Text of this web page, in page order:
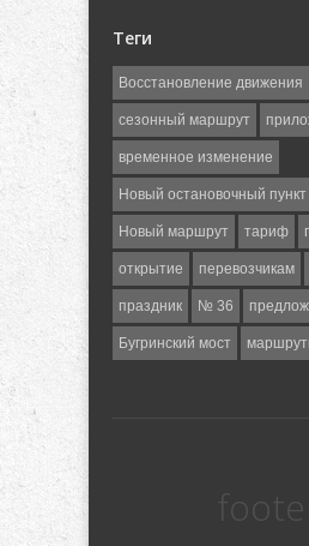
Теги
Восстановление движения
сезонный маршрут
временное изменение
Новый остановочный пункт
Новый маршрут тариф
открытие перевозчикам
праздник № 36
Бугринский мост